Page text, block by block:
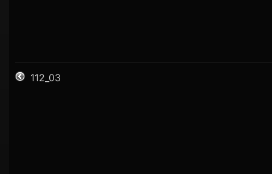
112_03